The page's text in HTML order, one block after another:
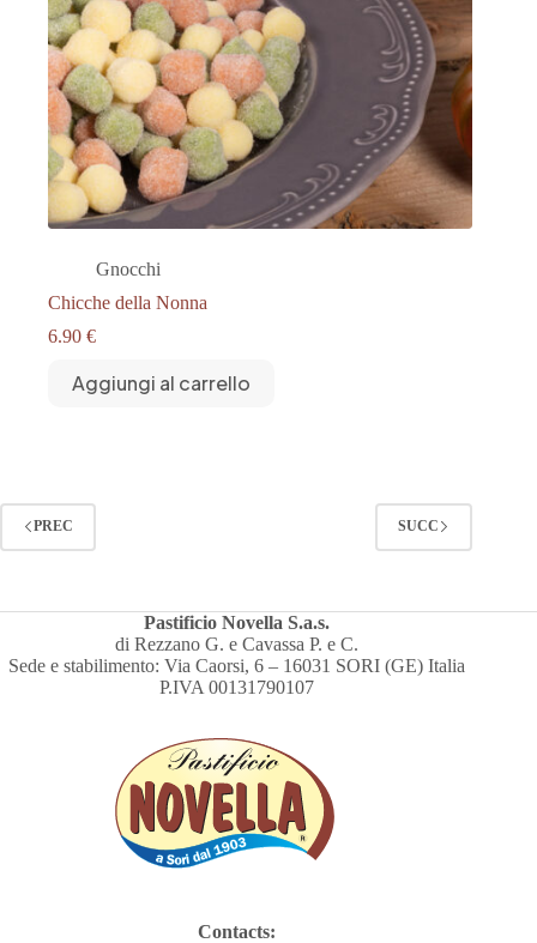
Gnocchi
Chicche della Nonna
6.90 €
Aggiungi al carrello
PREC SUCC
Pastificio Novella S.a.s.
di Rezzano G. e Cavassa P. e C.
Sede e stabilimento: Via Caorsi, 6 – 16031 SORI (GE) Italia
P.IVA 00131790107
Contacts: